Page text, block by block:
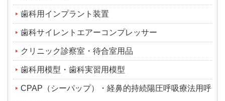
歯科用インプラント装置
歯科サイレントエアーコンプレッサー
クリニック診察室・待合室用品
歯科用模型・歯科実習用模型
CPAP（シーパップ）・経鼻的持続陽圧呼吸療法用呼